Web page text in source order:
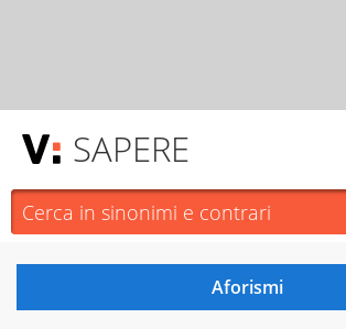
SAPERE